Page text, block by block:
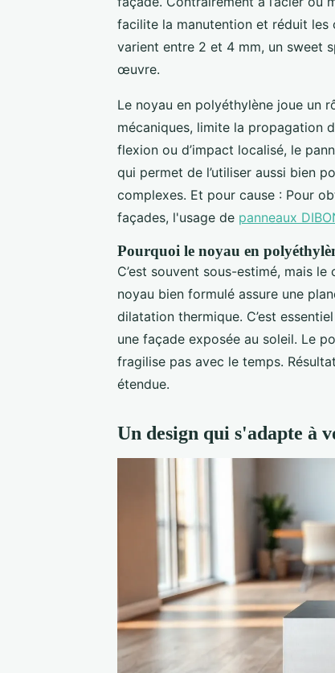
facilite la manutention et réduit les
varient entre 2 et 4 mm, un sweet
œuvre.
Le noyau en polyéthylène joue un
mécaniques, limite la propagation
flexion ou d’impact localisé, le
qui permet de l’utiliser aussi bien
complexes. Et pour cause : Pour
façades, l'usage de panneaux
Pourquoi le noyau en
C’est souvent sous-estimé, mais
noyau bien formulé assure une
dilatation thermique. C’est
une façade exposée au soleil. Le
fragilise pas avec le temps.
étendue.
Un design qui s'adapte à